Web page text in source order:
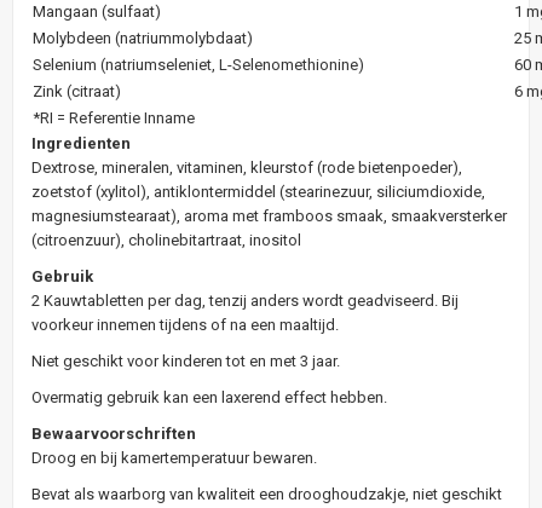
Mangaan (sulfaat)
1
Molybdeen (natriummolybdaat)
25
Selenium (natriumseleniet, L-Selenomethionine)
60
Zink (citraat)
6
*RI = Referentie Inname
Ingredienten
Dextrose, mineralen, vitaminen, kleurstof (rode bietenpoeder),
zoetstof (xylitol), antiklontermiddel (stearinezuur, siliciumdioxide,
magnesiumstearaat), aroma met framboos smaak, smaakversterker
(citroenzuur), cholinebitartraat, inositol
Gebruik
2 Kauwtabletten per dag, tenzij anders wordt geadviseerd. Bij
voorkeur innemen tijdens of na een maaltijd.
Niet geschikt voor kinderen tot en met 3 jaar.
Overmatig gebruik kan een laxerend effect hebben.
Bewaarvoorschriften
Droog en bij kamertemperatuur bewaren.
Bevat als waarborg van kwaliteit een drooghoudzakje, niet geschikt